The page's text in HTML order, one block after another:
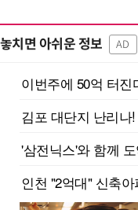
놓치면 아쉬운 정보 AD